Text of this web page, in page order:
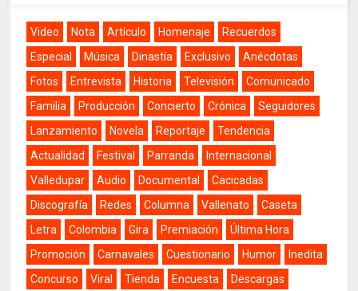
Video Nota Artículo Homenaje
Recuerdos
Especial
Música Dinastía Exclusivo
Anécdotas
Fotos
Entrevista Historia Televisión
Comunicado
Familia
Producción Concierto Crónica
Seguidores
Lanzamiento
Novela Reportaje
Tendencia
Actualidad
Festival Parranda
Internacional
Valledupar
Audio Documental
Cacicadas
Discografía
Redes Columna Vallenato
Caseta
Letra
Colombia Gira Premiación
Última Hora
Promoción
Carnavales Cuestionario Humor
Inedita
Concurso
Viral Tienda Encuesta Descargas